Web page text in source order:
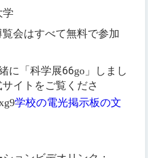
学
会はすべて無料で参加
に「科学展66go 」しまし
イトをご覧くださ
学校の電光掲示板の文